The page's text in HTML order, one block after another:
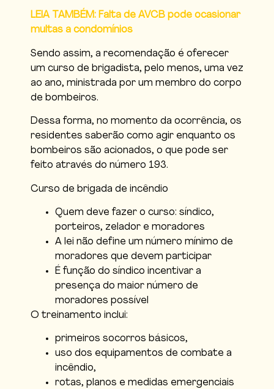
LEIA TAMBÉM: Falta de AVCB pode ocasionar
multas a condomínios
Sendo assim, a recomendação é oferecer
um curso de brigadista, pelo menos, uma vez
ao ano, ministrada por um membro do corpo
de bombeiros.
Dessa forma, no momento da ocorrência, os
residentes saberão como agir enquanto os
bombeiros são acionados, o que pode ser
feito através do número 193.
Curso de brigada de incêndio
Quem deve fazer o curso: síndico,
porteiros, zelador e moradores
A lei não define um número mínimo de
moradores que devem participar
É função do síndico incentivar a
presença do maior número de
moradores possível
O treinamento inclui:
primeiros socorros básicos,
uso dos equipamentos de combate a
incêndio,
​rotas, planos e medidas emergenciais